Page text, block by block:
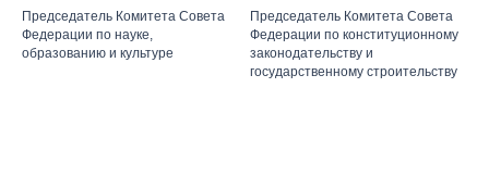
Председатель Комитета Совета
Федерации по науке,
образованию и культуре
Председатель Комитета Совета
Федерации по конституционному
законодательству и
государственному строительству